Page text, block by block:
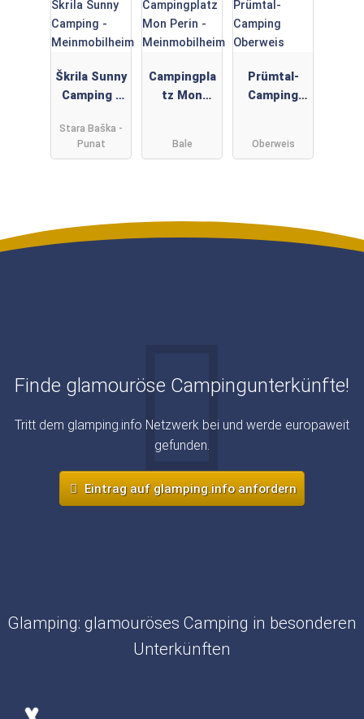
Škrila Sunny
Camping -
eim
Stara Baška -
Punat
Campingpla
tz Mon
eim
Bale
Prümtal-
Camping
Oberweis
Finde glamouröse Campingunterkünfte!
Tritt dem glamping.info Netzwerk bei und werde europaweit
gefunden.
Eintrag auf glamping.info anfordern
Glamping: glamouröses Camping in besonderen
Unterkünften